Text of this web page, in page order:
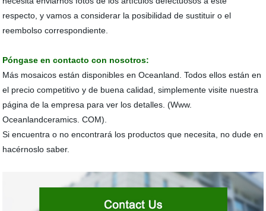
respecto, y vamos a considerar la posibilidad de sustituir o el
reembolso correspondiente.
Póngase en contacto con nosotros:
Más mosaicos están disponibles en Oceanland. Todos ellos están en
el precio competitivo y de buena calidad, simplemente visite nuestra
página de la empresa para ver los detalles. (Www.
Oceanlandceramics. COM).
Si encuentra o no encontrará los productos que necesita, no dude en
hacérnoslo saber.